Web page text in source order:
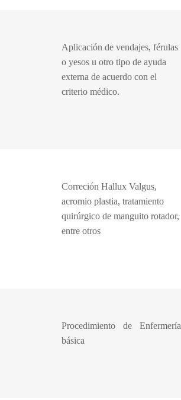
Aplicación de vendajes, férulas
o yesos u otro tipo de ayuda
externa de acuerdo con el
criterio médico.
Correción Hallux Valgus,
acromio plastia, tratamiento
quirúrgico de manguito rotador,
entre otros
Procedimiento de Enfermería
básica